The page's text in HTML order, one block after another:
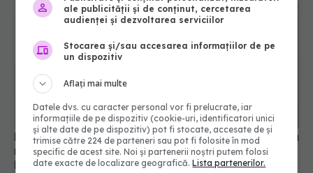
Dieta asociată cu exerciţii fizice, cea mai eficientă
metodă pentru combaterea grăsimii abdominale
la copii
ale publicității și de conținut, cercetarea
audienței și dezvoltarea serviciilor
Stocarea și/sau accesarea informațiilor de pe
un dispozitiv
Aflați mai multe
Datele dvs. cu caracter personal vor fi prelucrate, iar
informațiile de pe dispozitiv (cookie-uri, identificatori unici
și alte date de pe dispozitiv) pot fi stocate, accesate de și
trimise către 224 de parteneri sau pot fi folosite în mod
specific de acest site. Noi și partenerii noștri putem folosi
date exacte de localizare geografică.Lista partenerilor.